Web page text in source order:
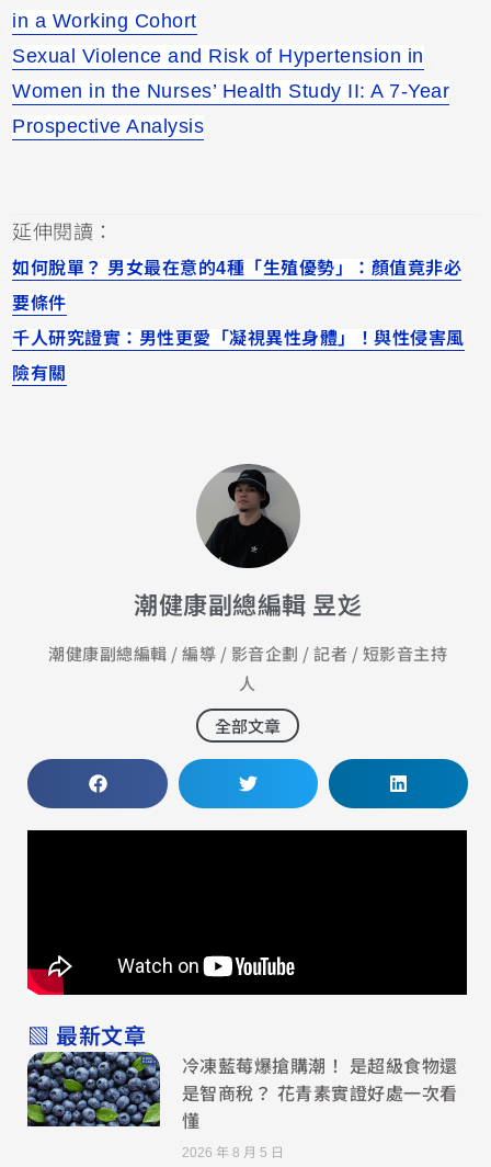
in a Working Cohort
Sexual Violence and Risk of Hypertension in
Women in the Nurses’ Health Study II: A 7‐Year
Prospective Analysis
延伸閱讀：
如何脫單？ 男女最在意的4種「生殖優勢」：顏值竟非必
要條件
千人研究證實：男性更愛「凝視異性身體」！與性侵害風
險有關
潮健康副總編輯 昱彣
潮健康副總編輯 / 編導 / 影音企劃 / 記者 / 短影音主持
人
全部文章
▧ 最新文章
冷凍藍莓爆搶購潮！ 是超級食物還
是智商稅？ 花青素實證好處一次看
懂
2026 年 8 月 5 日